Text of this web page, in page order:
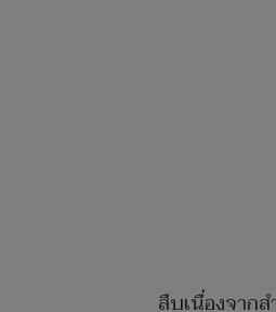
สืบเนื่องจาก